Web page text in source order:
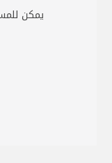
يمكن